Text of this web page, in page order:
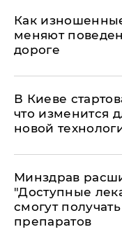
Как
меняют
дороге
В Киеве
что изменится
новой
Минздрав
"Доступные
смогут
препаратов